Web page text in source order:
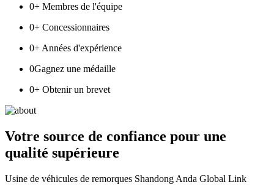
0+ Membres de l'équipe
0+ Concessionnaires
0+ Années d'expérience
0Gagnez une médaille
0+ Obtenir un brevet
Votre source de confiance pour une
qualité supérieure
Usine de véhicules de remorques Shandong Anda Global Link